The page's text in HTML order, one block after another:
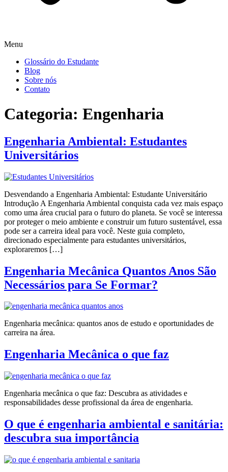
Menu
Glossário do Estudante
Blog
Sobre nós
Contato
Categoria: Engenharia
Engenharia Ambiental: Estudantes
Universitários
Desvendando a Engenharia Ambiental: Estudante Universitário
Introdução A Engenharia Ambiental conquista cada vez mais espaço
como uma área crucial para o futuro do planeta. Se você se interessa
por proteger o meio ambiente e construir um futuro sustentável, essa
pode ser a carreira ideal para você. Neste guia completo,
direcionado especialmente para estudantes universitários,
exploraremos […]
Engenharia Mecânica Quantos Anos São
Necessários para Se Formar?
Engenharia mecânica: quantos anos de estudo e oportunidades de
carreira na área.
Engenharia Mecânica o que faz
Engenharia mecânica o que faz: Descubra as atividades e
responsabilidades desse profissional da área de engenharia.
O que é engenharia ambiental e sanitária:
descubra sua importância